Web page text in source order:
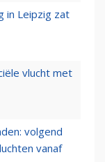
in Leipzig zat
vlucht met
volgend
vanaf